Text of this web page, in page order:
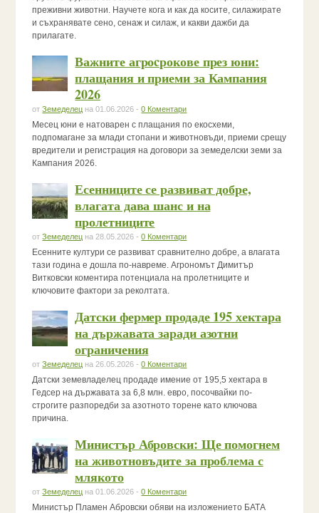
преживни животни. Научете кога и как да косите, силажирате
и съхранявате сено, сенаж и силаж, и какви дажби да
прилагате.
Важните агроcрокове през юни:
плащания и приеми за Кампания
2026
отЗемеделец на 01.06.2026 -0 Коментари
Месец юни е натоварен с плащания по екосхеми,
подпомагане за млади стопани и животновъди, приеми срещу
вредители и регистрация на договори за земеделски земи за
Кампания 2026.
Есенниците се развиват добре,
влагата дава шанс и на
пролетниците
отЗемеделец на 28.05.2026 -0 Коментари
Есенните култури се развиват сравнително добре, а влагата
тази година е дошла по-навреме. Агрономът Димитър
Витковски коментира потенциала на пролетниците и
ключовите фактори за реколтата.
Датски фермер продаде 195 хектара
на държавата заради азотни
ограничения
отЗемеделец на 26.05.2026 -0 Коментари
Датски земевладелец продаде имение от 195,5 хектара в
Гедсер на държавата за 6,8 млн. евро, посочвайки по-
строгите разпоредби за азотното торене като ключова
причина.
Министър Абровски: Ще помогнем
на животновъдите за проблема с
млякото
отЗемеделец на 01.06.2026 -0 Коментари
Министър Пламен Абровски обяви на изложението БАТА